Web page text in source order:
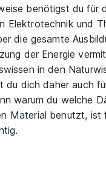
benötigst du für
Elektrotechnik und
die gesamte
der Energie
in den
du dich daher auch
warum du welche
Material benutzt, ist